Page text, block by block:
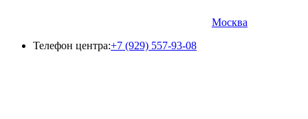
Москва
Телефон центра:+7 (929) 557-93-08